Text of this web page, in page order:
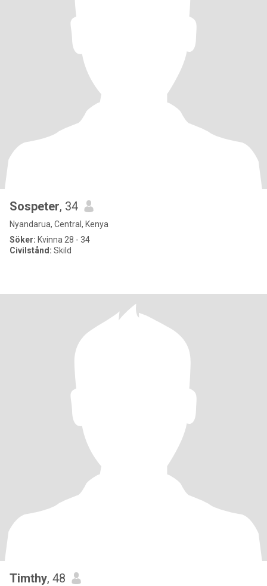
Sospeter, 34
Nyandarua, Central, Kenya
Söker: Kvinna 28 - 34
Civilstånd: Skild
Timthy, 48